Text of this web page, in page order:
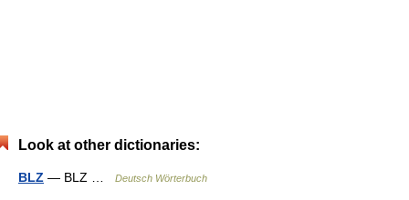
Look at other dictionaries:
BLZ — BLZ … Deutsch Wörterbuch